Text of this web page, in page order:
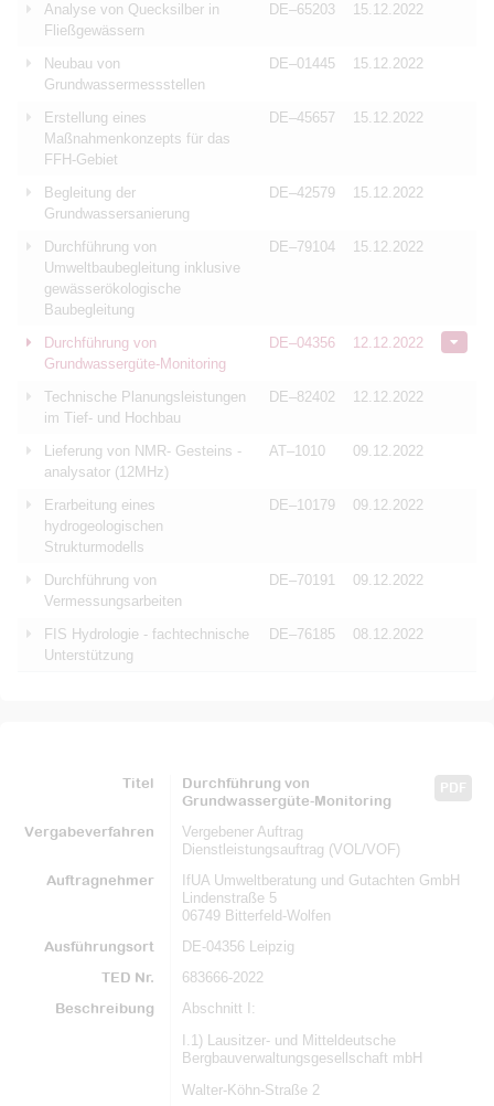
Analyse von Quecksilber in
Fließgewässern
DE–65203 15.12.2022
Neubau von
Grundwassermessstellen
DE–01445 15.12.2022
Erstellung eines
Maßnahmenkonzepts für das
FFH-Gebiet
DE–45657 15.12.2022
Begleitung der
Grundwassersanierung
DE–42579 15.12.2022
Durchführung von
Umweltbaubegleitung inklusive
gewässerökologische
Baubegleitung
DE–79104 15.12.2022
Durchführung von
Grundwassergüte-Monitoring
DE–04356 12.12.2022
Technische Planungsleistungen
im Tief- und Hochbau
DE–82402 12.12.2022
Lieferung von NMR- Gesteins -
analysator (12MHz)
AT–1010 09.12.2022
Erarbeitung eines
hydrogeologischen
Strukturmodells
DE–10179 09.12.2022
Durchführung von
Vermessungsarbeiten
DE–70191 09.12.2022
FIS Hydrologie - fachtechnische
Unterstützung
DE–76185 08.12.2022
Titel PDF
Durchführung von
Grundwassergüte-Monitoring
Vergabeverfahren
Vergebener Auftrag
Dienstleistungsauftrag (VOL/VOF)
Auftragnehmer
IfUA Umweltberatung und Gutachten GmbH
Lindenstraße 5
06749 Bitterfeld-Wolfen
Ausführungsort
DE-04356 Leipzig
TED Nr.
683666-2022
Beschreibung
Abschnitt I:
I.1) Lausitzer- und Mitteldeutsche
Bergbauverwaltungsgesellschaft mbH
Walter-Köhn-Straße 2